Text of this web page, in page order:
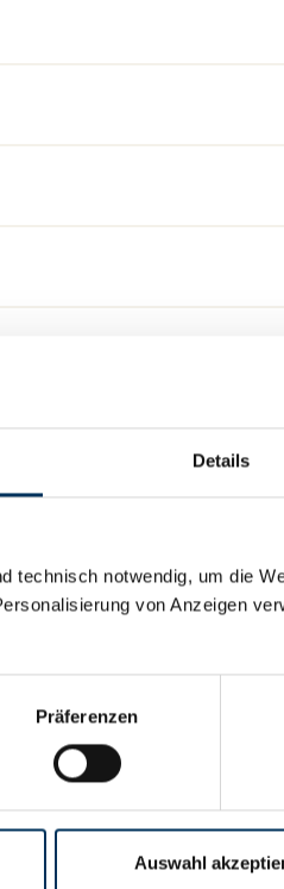
Details
technisch notwendig, um die
von Anzeigen
Präferenzen
Auswahl
SSB Battery Pure Lead